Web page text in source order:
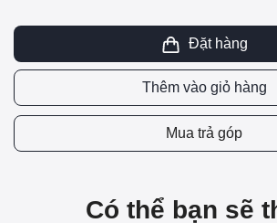
Đặt hàng
Thêm vào giỏ hàng
Mua trả góp
Có thể bạn sẽ